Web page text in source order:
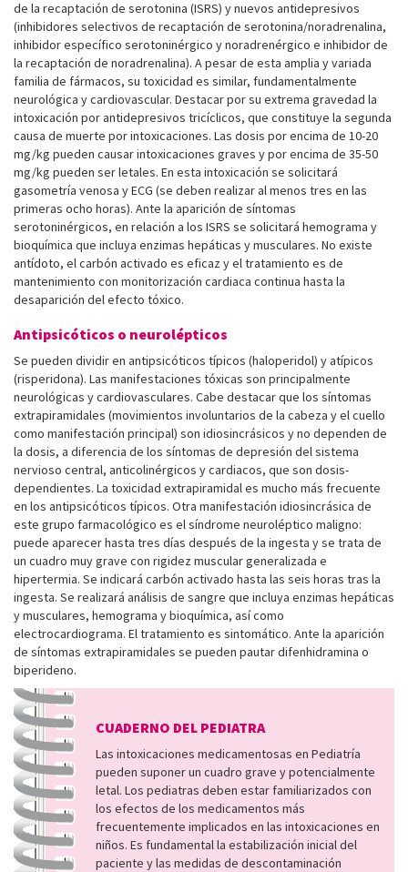
de la recaptación de serotonina (ISRS) y nuevos antidepresivos
(inhibidores selectivos de recaptación de serotonina/noradrenalina,
inhibidor específico serotoninérgico y noradrenérgico e inhibidor de
la recaptación de noradrenalina). A pesar de esta amplia y variada
familia de fármacos, su toxicidad es similar, fundamentalmente
neurológica y cardiovascular. Destacar por su extrema gravedad la
intoxicación por antidepresivos tricíclicos, que constituye la segunda
causa de muerte por intoxicaciones. Las dosis por encima de 10-20
mg/kg pueden causar intoxicaciones graves y por encima de 35-50
mg/kg pueden ser letales. En esta intoxicación se solicitará
gasometría venosa y ECG (se deben realizar al menos tres en las
primeras ocho horas). Ante la aparición de síntomas
serotoninérgicos, en relación a los ISRS se solicitará hemograma y
bioquímica que incluya enzimas hepáticas y musculares. No existe
antídoto, el carbón activado es eficaz y el tratamiento es de
mantenimiento con monitorización cardiaca continua hasta la
desaparición del efecto tóxico.
Antipsicóticos o neurolépticos
Se pueden dividir en antipsicóticos típicos (haloperidol) y atípicos
(risperidona). Las manifestaciones tóxicas son principalmente
neurológicas y cardiovasculares. Cabe destacar que los síntomas
extrapiramidales (movimientos involuntarios de la cabeza y el cuello
como manifestación principal) son idiosincrásicos y no dependen de
la dosis, a diferencia de los síntomas de depresión del sistema
nervioso central, anticolinérgicos y cardiacos, que son dosis-
dependientes. La toxicidad extrapiramidal es mucho más frecuente
en los antipsicóticos típicos. Otra manifestación idiosincrásica de
este grupo farmacológico es el síndrome neuroléptico maligno:
puede aparecer hasta tres días después de la ingesta y se trata de
un cuadro muy grave con rigidez muscular generalizada e
hipertermia. Se indicará carbón activado hasta las seis horas tras la
ingesta. Se realizará análisis de sangre que incluya enzimas hepáticas
y musculares, hemograma y bioquímica, así como
electrocardiograma. El tratamiento es sintomático. Ante la aparición
de síntomas extrapiramidales se pueden pautar difenhidramina o
biperideno.
CUADERNO DEL PEDIATRA
Las intoxicaciones medicamentosas en Pediatría
pueden suponer un cuadro grave y potencialmente
letal. Los pediatras deben estar familiarizados con
los efectos de los medicamentos más
frecuentemente implicados en las intoxicaciones en
niños. Es fundamental la estabilización inicial del
paciente y las medidas de descontaminación